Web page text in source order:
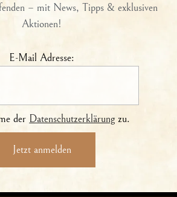
– mit News, Tipps & exklusiven
Aktionen!
E-Mail Adresse:
der Datenschutzerklärungzu.